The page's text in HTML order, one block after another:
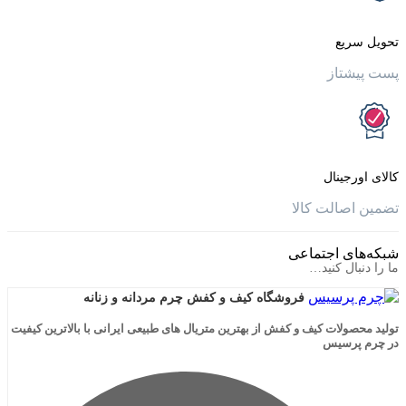
کالا
اجتماعی
کنید…
فروشگاه کیف و کفش چرم مردانه و زنانه
کیف و کفش از بهترین متریال های طبیعی ایرانی با بالاترین کیفیت